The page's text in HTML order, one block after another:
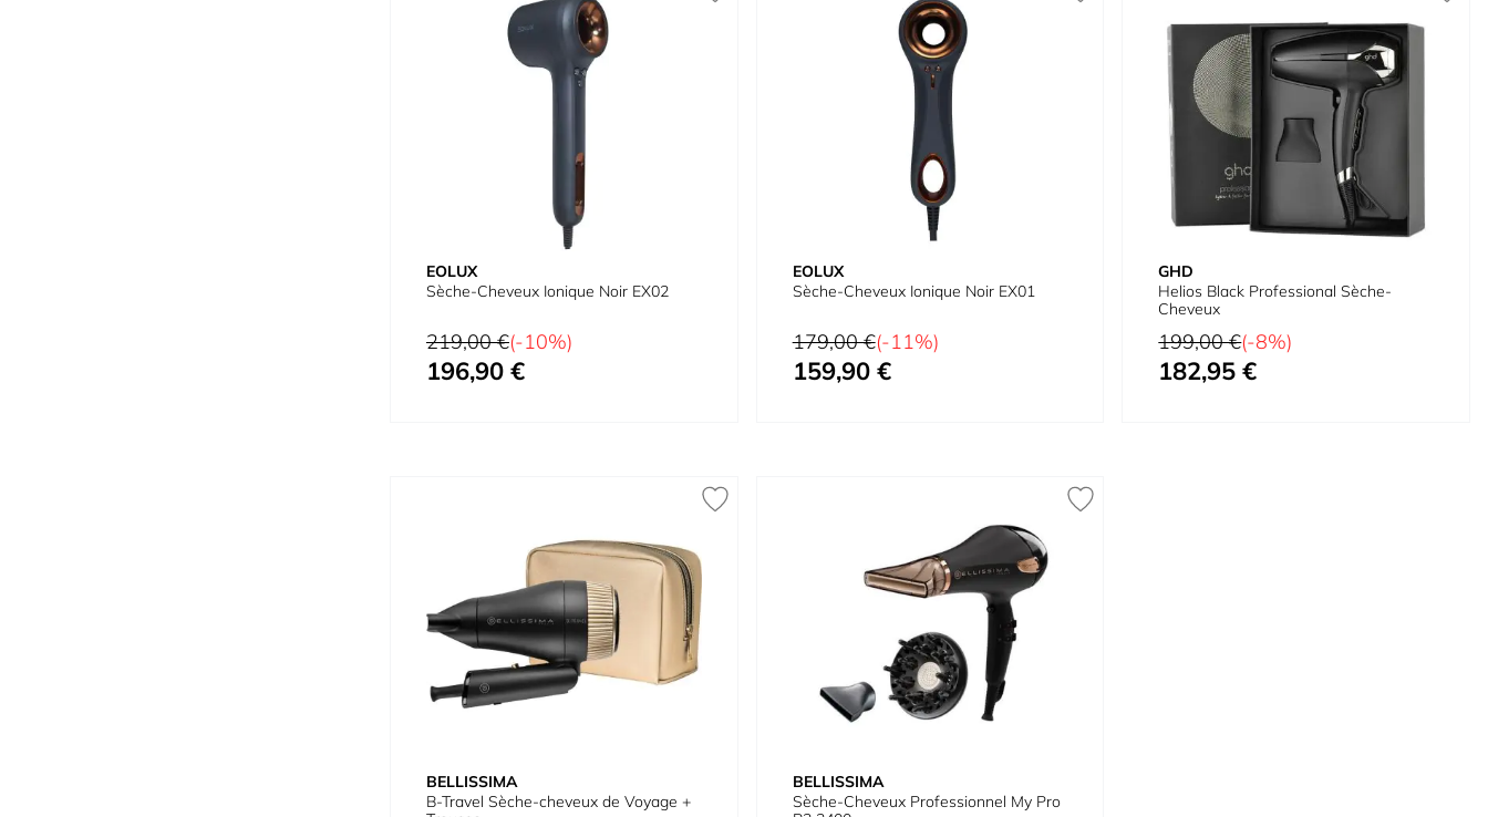
EOLUX
Sèche-Cheveux Ionique Noir EX02
Prix normal
219,00 €(-10%)
Prix spécial
196,90 €
EOLUX
Sèche-Cheveux Ionique Noir EX01
Prix normal
179,00 €(-11%)
Prix spécial
159,90 €
GHD
Helios Black Professional Sèche-
Cheveux
Prix normal
199,00 €(-8%)
Prix spécial
182,95 €
BELLISSIMA
B-Travel Sèche-cheveux de Voyage +
BELLISSIMA
Sèche-Cheveux Professionnel My Pro